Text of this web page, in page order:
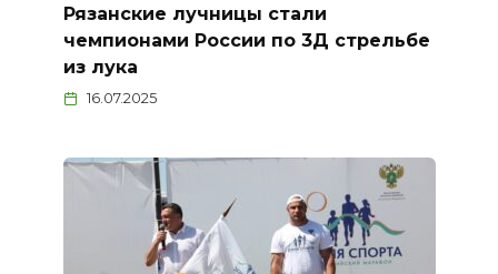
Рязанские лучницы стали
чемпионами России по 3Д стрельбе
из лука
16.07.2025